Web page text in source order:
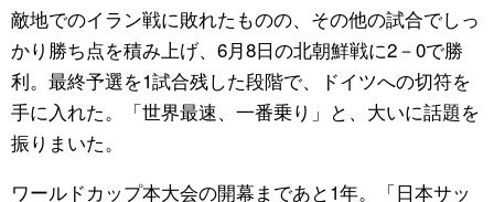
敵地でのイラン戦に敗れたものの、その他の試合でしっ
かり勝ち点を積み上げ、6月8日の北朝鮮戦に2－0で勝
利。最終予選を1試合残した段階で、ドイツへの切符を
手に入れた。「世界最速、一番乗り」と、大いに話題を
振りまいた。
ワールドカップ本大会の開幕まであと1年。「日本サッ